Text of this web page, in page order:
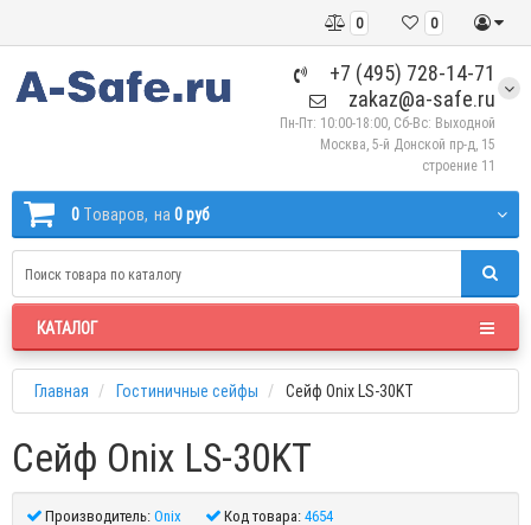
0
0
+7 (495) 728-14-71
zakaz@a-safe.ru
Пн-Пт: 10:00-18:00, Сб-Вс: Выходной
Москва, 5-й Донской пр-д, 15
строение 11
0 Tоваров, на 0 руб
КАТАЛОГ
Главная Гостиничные сейфы Сейф Onix LS-30KT
Сейф Onix LS-30KT
Производитель:Onix Код товара:4654